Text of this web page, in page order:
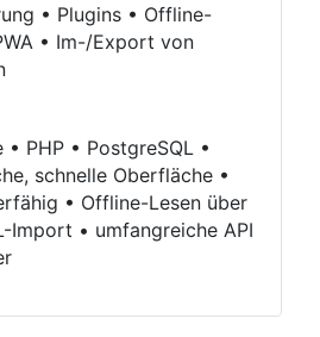
• Plugins • Offline-
• Im-/Export von
• PHP • PostgreSQL •
schnelle Oberfläche •
• Offline-Lesen über
Import • umfangreiche API